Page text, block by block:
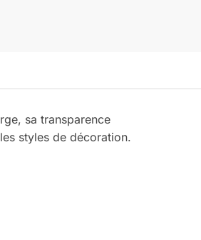
sa transparence
styles de décoration.